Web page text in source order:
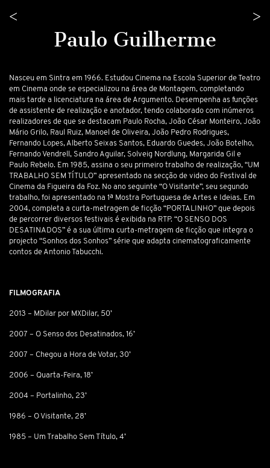
< >
Paulo Guilherme
Nasceu em Sintra em 1966. Estudou Cinema na Escola Superior de Teatro
em Cinema onde se especializou na área de Montagem, completando
mais tarde a licenciatura na área de Argumento. Desempenha as funções
de assistente de realização e anotador, tendo colaborado com inúmeros
realizadores de que se destacam Paulo Rocha, João César Monteiro, João
Mário Grilo, Raul Ruiz, Manoel de Oliveira, João Pedro Rodrigues,
Fernando Lopes, Alberto Seixas Santos, Eduardo Guedes, João Botelho,
Fernando Vendrell, Sandro Aguilar, Solveig Nordlung, Margarida Gil e
Paulo Rebelo. Em 1985, assina o seu primeiro trabalho de realização, “UM
TRABALHO SEM TÍTULO” apresentado na secção de video do Festival de
Cinema da Figueira da Foz. No ano seguinte “O Visitante”, seu segundo
trabalho, foi apresentado na 1ª Mostra Portuguesa de Artes e Ideias. Em
2004, completa a curta-metragem de ficção “PORTALINHO” que depois
de percorrer diversos festivais é exibida na RTP. “O SENSO DOS
DESATINADOS” é a sua última curta-metragem de ficção que integra o
projecto “Sonhos dos Sonhos” série que adapta cinematograficamente
contos de Antonio Tabucchi.
FILMOGRAFIA
2013 – MDilar por MXDilar, 50’
2007 – O Senso dos Desatinados, 16’
2007 – Chegou a Hora de Votar, 30’
2006 – Quarta-Feira, 18’
2004 – Portalinho, 23’
1986 – O Visitante, 28’
1985 – Um Trabalho Sem Título, 4’